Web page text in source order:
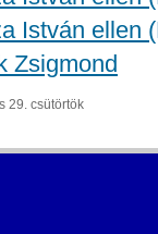
István ellen
Zsigmond
29. csütörtök